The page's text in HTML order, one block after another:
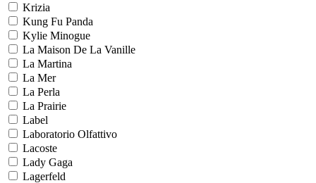
Krizia
Kung Fu Panda
Kylie Minogue
La Maison De La Vanille
La Martina
La Mer
La Perla
La Prairie
Label
Laboratorio Olfattivo
Lacoste
Lady Gaga
Lagerfeld